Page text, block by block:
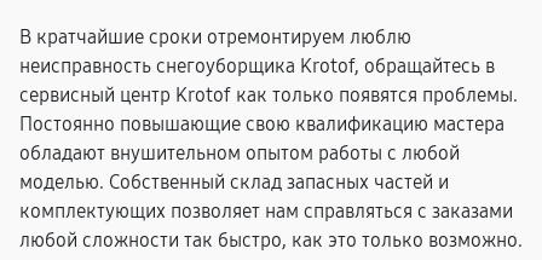
В кратчайшие сроки отремонтируем люблю
неисправность снегоуборщика Krotof, обращайтесь в
сервисный центр Krotof как только появятся проблемы.
Постоянно повышающие свою квалификацию мастера
обладают внушительном опытом работы с любой
моделью. Собственный склад запасных частей и
комплектующих позволяет нам справляться с заказами
любой сложности так быстро, как это только возможно.